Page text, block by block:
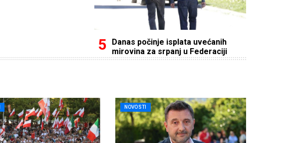
Danas počinje isplata uvećanih
mirovina za srpanj u Federaciji
NOVOSTI